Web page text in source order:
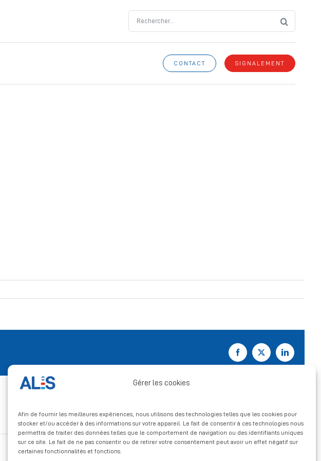
Gérer les cookies
Afin de fournir les meilleures expériences, nous utilisons des technologies telles que les cookies pour
stocker et/ou accéder à des informations sur votre appareil. Le fait de consentir à ces technologies nous
permettra de traiter des données telles que le comportement de navigation ou des identifiants uniques
sur ce site. Le fait de ne pas consentir ou de retirer votre consentement peut avoir un effet négatif sur
certaines fonctionnalités et fonctions.
for:
CONTACT SIGNALEMENT
Facebook
X LinkedIn